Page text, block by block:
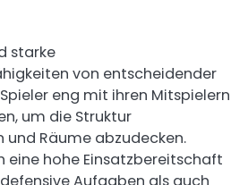
starke
von entscheidender
eng mit ihren Mitspielern
um die Struktur
Räume abzudecken.
eine hohe Einsatzbereitschaft